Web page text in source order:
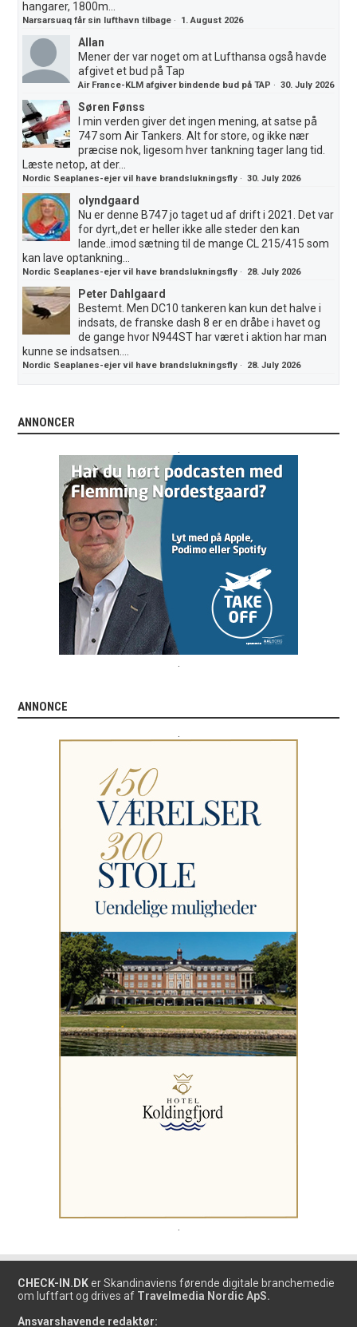
hangarer, 1800m...
Narsarsuaq får sin lufthavn tilbage · 1. August 2026
Allan
Mener der var noget om at Lufthansa også havde
afgivet et bud på Tap
Air France-KLM afgiver bindende bud på TAP ·30. July 2026
Søren Fønss
I min verden giver det ingen mening, at satse på
747 som Air Tankers. Alt for store, og ikke nær
præcise nok, ligesom hver tankning tager lang tid.
Læste netop, at der...
Nordic Seaplanes-ejer vil have brandslukningsfly ·30. July 2026
olyndgaard
Nu er denne B747 jo taget ud af drift i 2021. Det var
for dyrt,,det er heller ikke alle steder den kan
lande..imod sætning til de mange CL 215/415 som
kan lave optankning...
Nordic Seaplanes-ejer vil have brandslukningsfly · 28. July 2026
Peter Dahlgaard
Bestemt. Men DC10 tankeren kan kun det halve i
indsats, de franske dash 8 er en dråbe i havet og
de gange hvor N944ST har været i aktion har man
kunne se indsatsen....
Nordic Seaplanes-ejer vil have brandslukningsfly · 28. July 2026
ANNONCER
ANNONCE
CHECK-IN.DK er Skandinaviens førende digitale branchemedie
om luftfart og drives af Travelmedia Nordic ApS.
Ansvarshavende redaktør: